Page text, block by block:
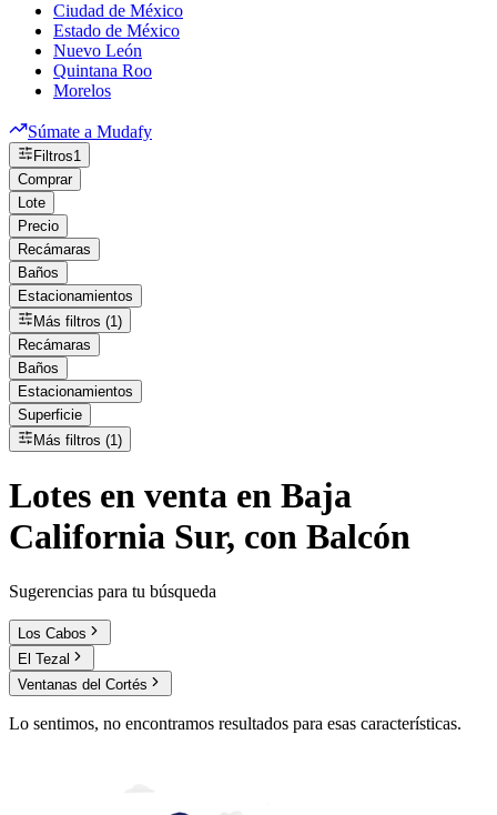
Ciudad de México
Estado de México
Nuevo León
Quintana Roo
Morelos
Súmate a Mudafy
Filtros1
Comprar
Lote
Precio
Recámaras
Baños
Estacionamientos
Más filtros (1)
Recámaras
Baños
Estacionamientos
Superficie
Más filtros (1)
Lotes en venta en Baja
California Sur, con Balcón
Sugerencias para tu búsqueda
Los Cabos
El Tezal
Ventanas del Cortés
Lo sentimos, no encontramos resultados para esas características.